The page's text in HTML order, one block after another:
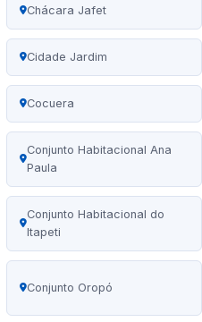
Chácara Jafet
Cidade Jardim
Cocuera
Conjunto Habitacional Ana
Paula
Conjunto Habitacional do
Itapeti
Conjunto Oropó